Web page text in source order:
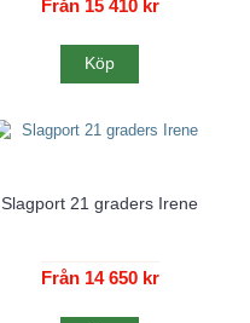
Från 15 410 kr
Köp
Slagport 21 graders Irene
Från 14 650 kr